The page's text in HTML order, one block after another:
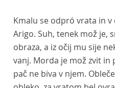
Kmalu se odpró vrata in
Arigo. Suh, tenek mož je,
obraza, a iz očij mu sije
vanj. Morda je mož zvit
pač ne biva v njem.